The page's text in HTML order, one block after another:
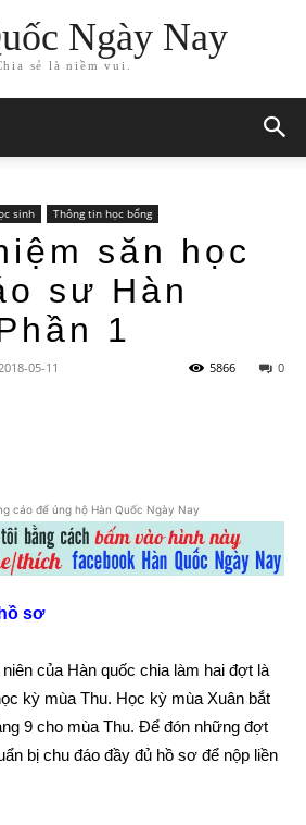
Ngày Nay
sẻ là niềm vui.
sinh Thông tin học bổng
săn học
sư Hàn
1
05-11 0
5866
cáo để ủng hộ Hàn Quốc Ngày Nay
sơ
của Hàn quốc chia làm hai đợt là
kỳ mùa Thu. Học kỳ mùa Xuân bắt
9 cho mùa Thu. Để đón những đợt
bị chu đáo đầy đủ hồ sơ để nộp liền